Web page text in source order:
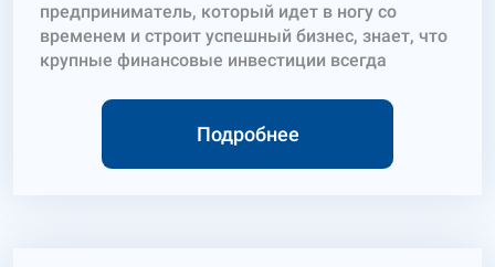
предприниматель, который идет в ногу со
временем и строит успешный бизнес, знает, что
крупные финансовые инвестиции всегда
покупаемого товара. Так и возникает вопрос:
как выбрать автомобильные весы? В статье мы
дадим несколько экспертных советов для
Подробнее